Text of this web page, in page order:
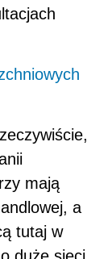
mają
a
tutaj w